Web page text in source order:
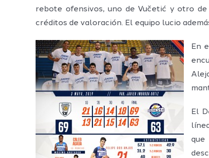
rebote ofensivos, uno de Vučetić y otro
créditos de valoración. El equipo lucio
En
El
que